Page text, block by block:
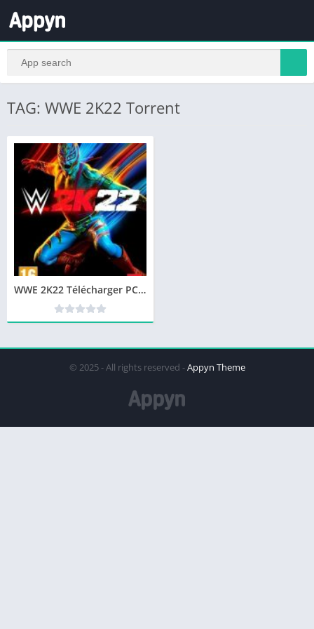
TAG: WWE 2K22 Torrent
WWE 2K22 Télécharger PC Gratuit Jeu
© 2025 - All rights reserved -Appyn Theme